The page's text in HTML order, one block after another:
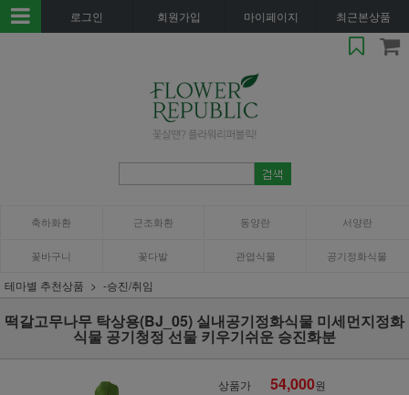
로그인 회원가입 마이페이지 최근본상품
축하화환 근조화환 동양란 서양란
꽃바구니 꽃다발 관엽식물 공기정화식물
테마별 추천상품 -승진/취임
떡갈고무나무 탁상용(BJ_05) 실내공기정화식물 미세먼지정화
식물 공기청정 선물 키우기쉬운 승진화분
상품가 54,000원